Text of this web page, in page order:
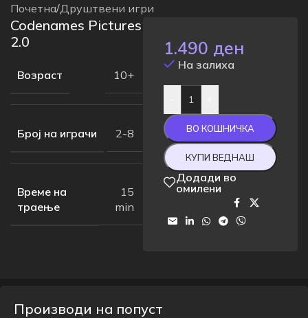
Почетна/Друштвени игри
Codenames Pictures
2.0
Возраст 10+
Број на играчи 2-8
Време на
траење
15
min
1.490 ден
На залиха
ВО КОШНИЧКА
КУПИ ВЕДНАШ
Додади во
омилени
Производи на попуст